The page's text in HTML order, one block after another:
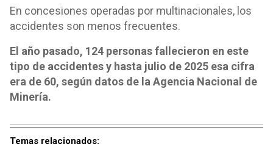
En concesiones operadas por multinacionales, los
accidentes son menos frecuentes.
El año pasado, 124 personas fallecieron en este
tipo de accidentes y hasta julio de 2025 esa cifra
era de 60, según datos de la Agencia Nacional de
Minería.
Temas relacionados: